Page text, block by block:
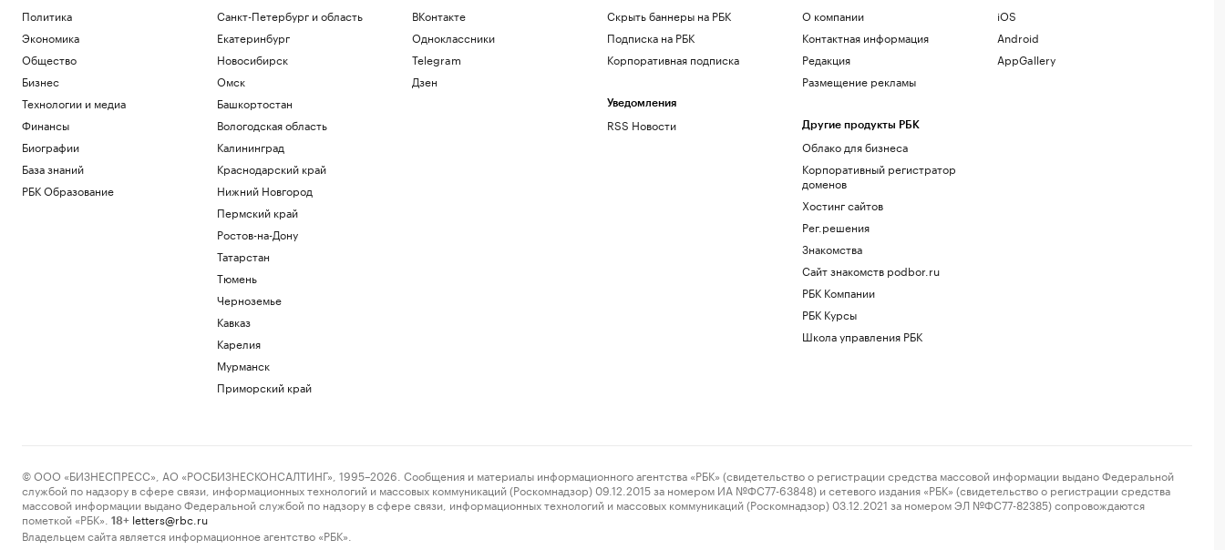
Образование
«сейчас или никогда»
Политика
Почему доллар поднялся выше ₽82: 3
причины падения курса рубля
Путин провел оперативное совещание
с членами Совбеза
Политика
Путин поговорил по телефону с
Как выход на фондовый рынок изменил
В Ялте разминируют безэкипажный
Политика
Экономика
Общество
Бизнес
Технологии и медиа
Финансы
Биографии
База знаний
РБК Образование
Санкт-Петербург и область
Екатеринбург
Новосибирск
Омск
Башкортостан
Вологодская область
Калининград
Краснодарский край
Нижний Новгород
Пермский край
Ростов-на-Дону
Татарстан
Тюмень
Черноземье
Кавказ
Карелия
Мурманск
Приморский край
ВКонтакте
Одноклассники
Telegram
Дзен
Скрыть баннеры на РБК
Подписка на РБК
Корпоративная подписка
Уведомления
RSS Новости
О компании
Контактная информация
Редакция
Размещение рекламы
Другие продукты РБК
Облако для бизнеса
Корпоративный регистратор
доменов
Хостинг сайтов
Рег.решения
Знакомства
Сайт знакомств podbor.ru
РБК Компании
РБК Курсы
Школа управления РБК
iOS
Android
AppGallery
© ООО «БИЗНЕСПРЕСС», АО «РОСБИЗНЕСКОНСАЛТИНГ», 1995–2026. Сообщения и материалы информационного агентства «РБК» (свидетельство о регистрации средства массовой информации выдано Федеральной
службой по надзору в сфере связи, информационных технологий и массовых коммуникаций (Роскомнадзор) 09.12.2015 за номером ИА №ФС77-63848) и сетевого издания «РБК» (свидетельство о регистрации средства
массовой информации выдано Федеральной службой по надзору в сфере связи, информационных технологий и массовых коммуникаций (Роскомнадзор) 03.12.2021 за номером ЭЛ №ФС77-82385) сопровождаются
пометкой «РБК».
18+ letters@rbc.ru
Владельцем сайта является информационное агентство «РБК».